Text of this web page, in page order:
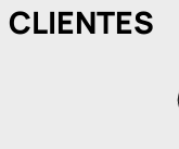
CLIENTES